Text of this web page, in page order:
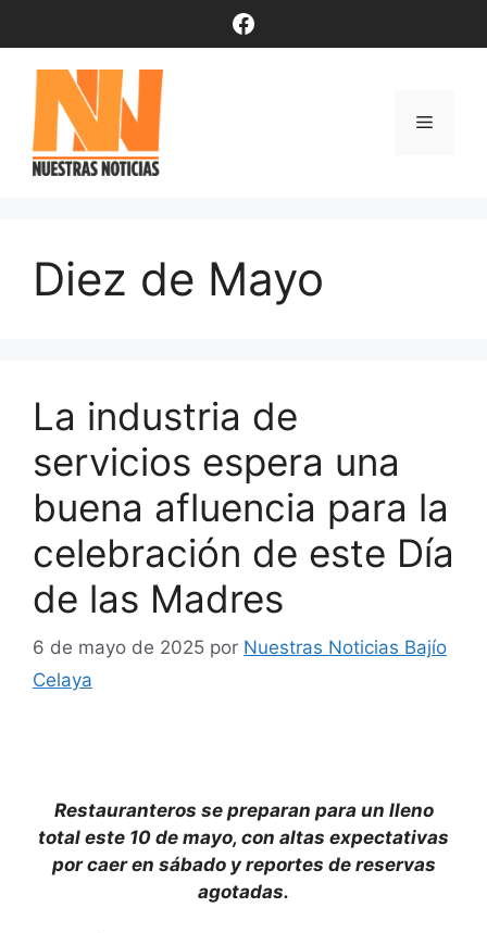
contenido
Facebook
Menú
Diez de Mayo
La industria de
servicios espera una
buena afluencia para la
celebración de este Día
de las Madres
6 de mayo de 2025 por Nuestras Noticias Bajío
Celaya
Restauranteros se preparan para un lleno
total este 10 de mayo, con altas expectativas
por caer en sábado y reportes de reservas
agotadas.